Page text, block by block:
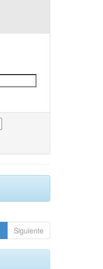
Siguiente